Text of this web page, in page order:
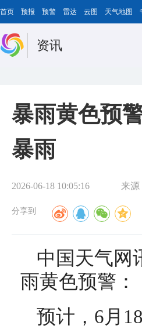
首页 预报 预警 雷达 云图 天气地图
资讯
暴雨黄色预
暴雨
2026-06-18 10:05:16 来源
分享到
中国天气网
雨黄色预警：
预计，6月